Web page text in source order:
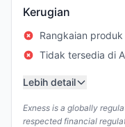
Kerugian
Rangkaian
Tidak tersedia di
Lebih detail
Exness is a globally
respected financial